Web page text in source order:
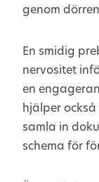
genom
En smidig
nervositet
en
hjälper
samla in
schema för